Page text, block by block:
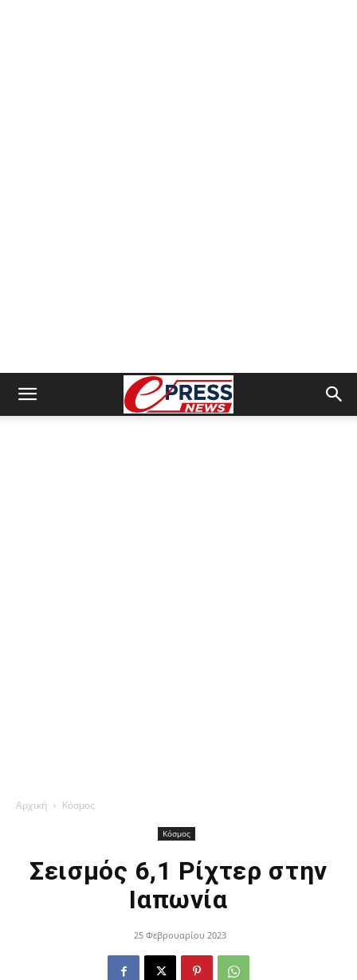
Αρχική Κόσμος
Κόσμος
Σεισμός 6,1 Ρίχτερ στην
Ιαπωνία
25 Φεβρουαρίου 2023